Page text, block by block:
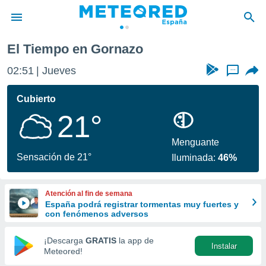
de
por
se
calidad.
a este
las
y
forma
digital
basada
El Tiempo en Gornazo
02:51 Jueves ...
Cubierto
21°
Sensación de 21°
Menguante
Iluminada:46%
Atención al fin de semana
España podrá registrar tormentas muy fuertes y
con fenómenos adversos
¡Descarga GRATIS la app de
Meteored!
Instalar